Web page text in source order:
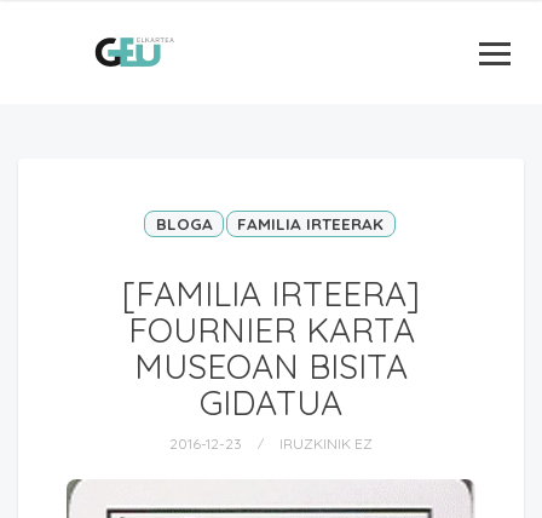
BLOGA FAMILIA IRTEERAK
[FAMILIA IRTEERA]
FOURNIER KARTA
MUSEOAN BISITA
GIDATUA
2016-12-23 IRUZKINIK EZ